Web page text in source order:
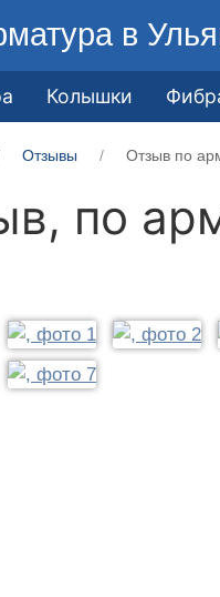
в
Колышки
Отзывы Отзыв по
по